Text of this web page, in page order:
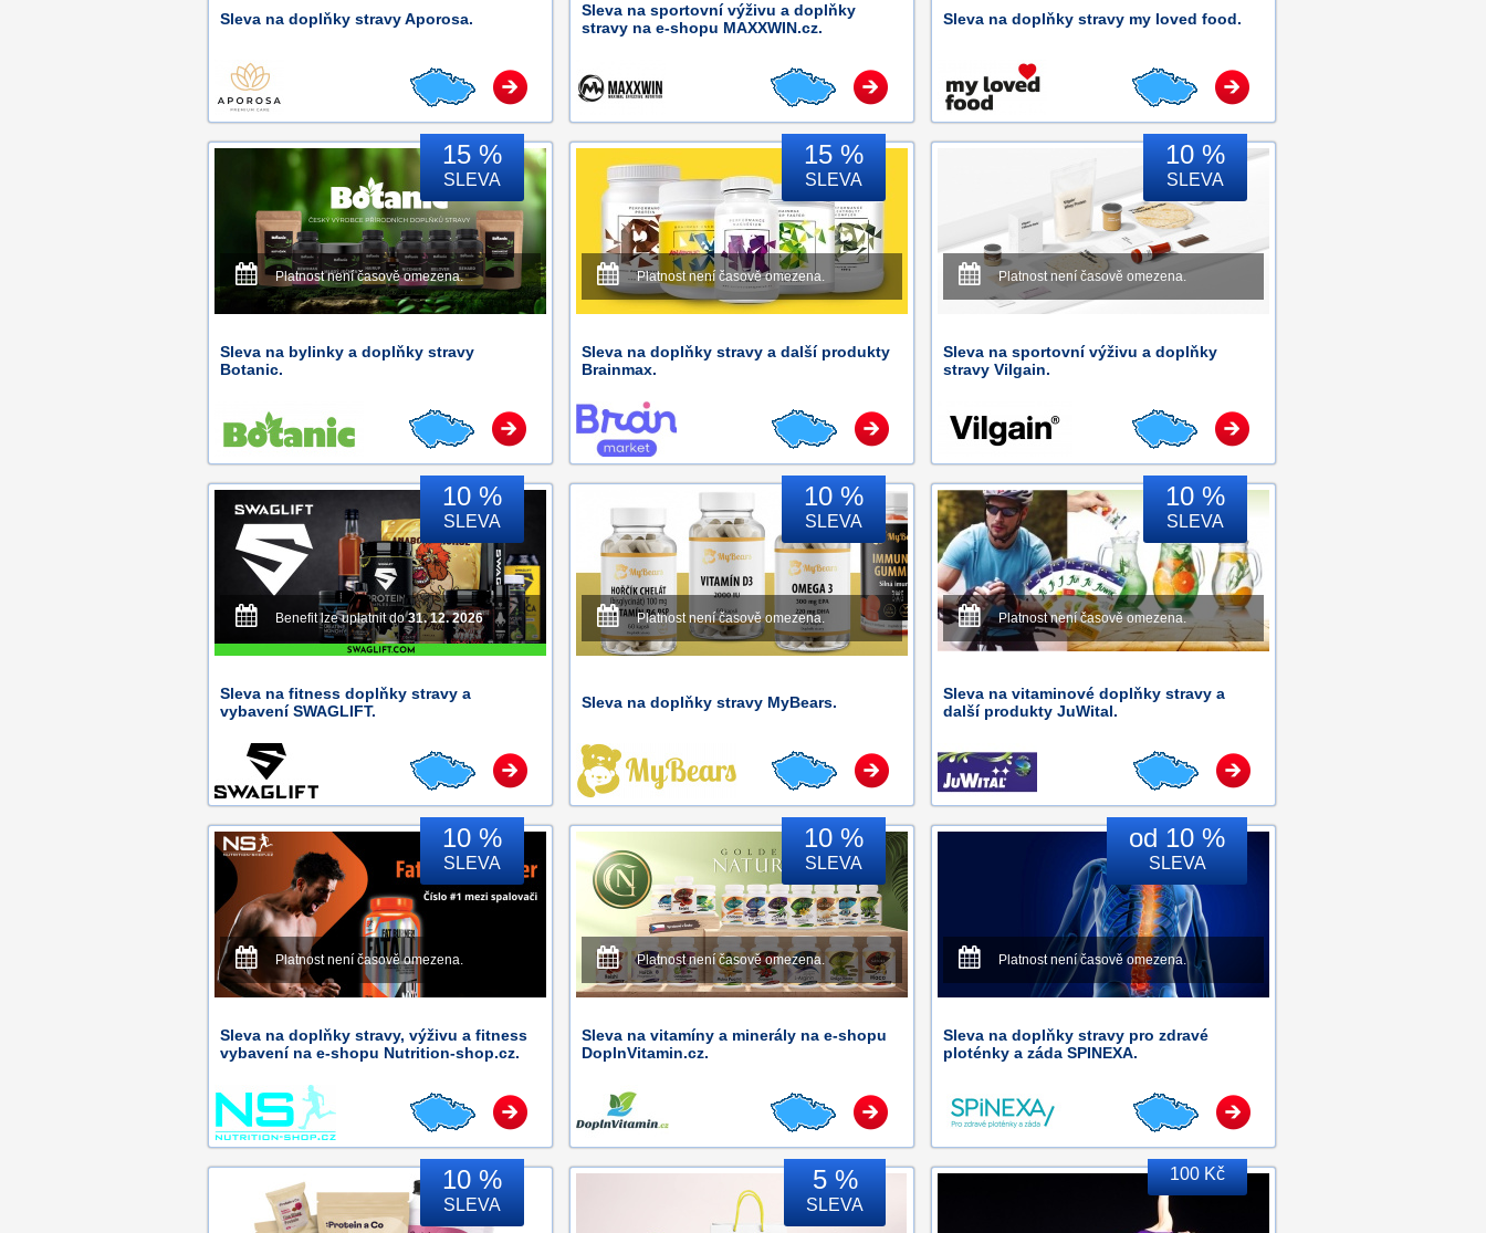
Sleva na doplňky stravy Aporosa.
Sleva na sportovní výživu a doplňky
stravy na e-shopu MAXXWIN.cz.
Sleva na doplňky stravy my loved food.
15 %
SLEVA
Platnost není časově omezena.
Sleva na bylinky a doplňky stravy
Botanic.
15 %
SLEVA
Platnost není časově omezena.
Sleva na doplňky stravy a další produkty
Brainmax.
10 %
SLEVA
Platnost není časově omezena.
Sleva na sportovní výživu a doplňky
stravy Vilgain.
10 %
SLEVA
Benefit lze uplatnit do31. 12. 2026
Sleva na fitness doplňky stravy a
vybavení SWAGLIFT.
10 %
SLEVA
Platnost není časově omezena.
Sleva na doplňky stravy MyBears.
10 %
SLEVA
Platnost není časově omezena.
Sleva na vitaminové doplňky stravy a
další produkty JuWital.
10 %
SLEVA
Platnost není časově omezena.
Sleva na doplňky stravy, výživu a fitness
vybavení na e-shopu Nutrition-shop.cz.
10 %
SLEVA
Platnost není časově omezena.
Sleva na vitamíny a minerály na e-shopu
DoplnVitamin.cz.
od 10 %
SLEVA
Platnost není časově omezena.
Sleva na doplňky stravy pro zdravé
ploténky a záda SPINEXA.
10 %
SLEVA
5 %
SLEVA
100 Kč